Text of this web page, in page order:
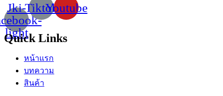
Jki-
light
TiktokYoutube
Quick Links
หน้าแรก
บทความ
สินค้า